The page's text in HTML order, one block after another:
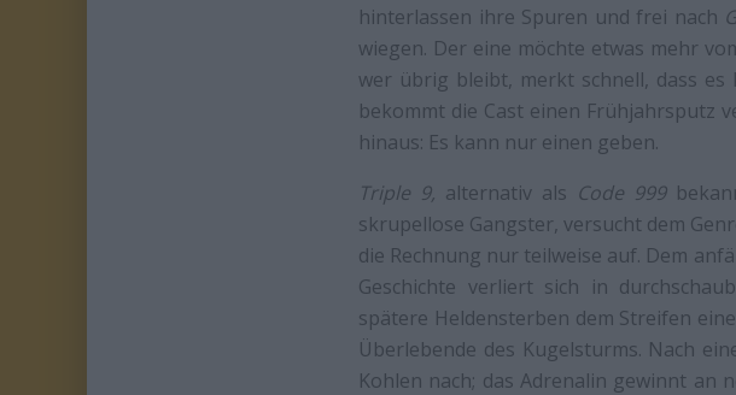
hinterlassen ihre Spuren und frei nach
wiegen. Der eine möchte etwas mehr
wer übrig bleibt, merkt schnell, dass
bekommt die Cast einen Frühjahrsputz
hinaus: Es kann nur einen geben.
Triple 9, alternativ als Code 999
skrupellose Gangster, versucht dem
die Rechnung nur teilweise auf. Dem
Geschichte verliert sich in
spätere Heldensterben dem Streifen
Überlebende des Kugelsturms. Nach
Kohlen nach; das Adrenalin gewinnt an